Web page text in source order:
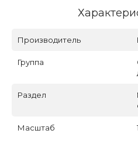
Производитель
Группа
Раздел
Масштаб